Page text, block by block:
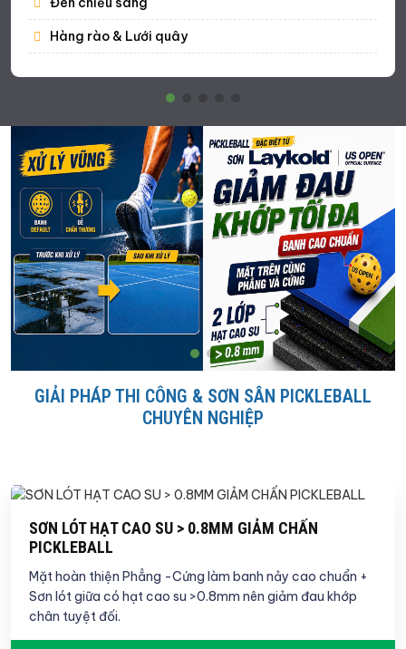
Hàng rào & Lưới quây
GIẢI PHÁP THI CÔNG & SƠN SÂN PICKLEBALL
CHUYÊN NGHIỆP
SƠN LÓT HẠT CAO SU > 0.8MM GIẢM CHẤN
PICKLEBALL
Mặt hoàn thiện Phẳng -Cứng làm banh nảy cao chuẩn +
Sơn lót giữa có hạt cao su >0.8mm nên giảm đau khớp
chân tuyệt đối.